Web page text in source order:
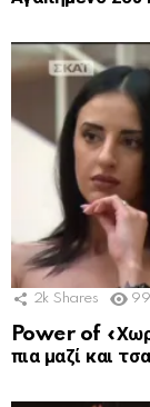
2k Shares
Power of
πια μαζί και